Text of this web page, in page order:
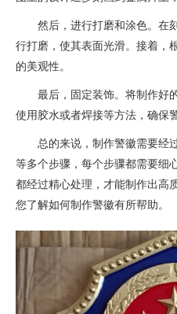
然后，进行打磨和涂色。在
行打磨，使其表面光滑。接着，
的美观性。
最后，固定装饰。将制作好
使用胶水或者焊接等方法，确保
总的来说，制作警徽需要经
等多个步骤，每个步骤都需要细
都经过精心处理，才能制作出高
您了解如何制作警徽有所帮助。